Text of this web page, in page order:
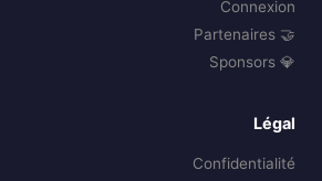
Connexion
🤝 Partenaires
💎 Sponsors
Légal
Confidentialité